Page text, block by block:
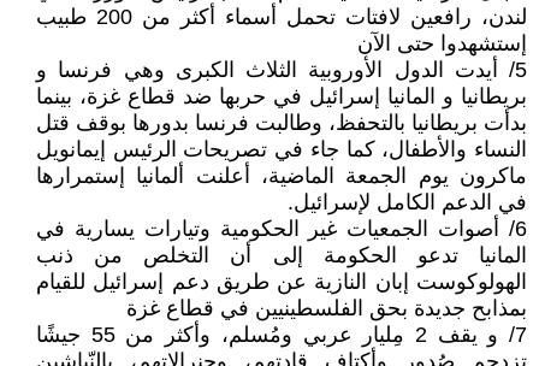
لندن، رافعين لافتات تحمل أسماء أكثر من 200 طبيب
إستشهدوا حتى الآن
5/ أيدت الدول الأوروبية الثلاث الكبرى وهي فرنسا و
بريطانيا و المانيا إسرائيل في حربها ضد قطاع غزة، بينما
بدأت بريطانيا بالتحفظ، وطالبت فرنسا بدورها بوقف قتل
النساء والأطفال، كما جاء في تصريحات الرئيس إيمانويل
ماكرون يوم الجمعة الماضية، أعلنت ألمانيا إستمرارها
في الدعم الكامل لإسرائيل.
6/ أصوات الجمعيات غير الحكومية وتيارات يسارية في
المانيا تدعو الحكومة إلى أن التخلص من ذنب
الهولوكوست إبان النازية عن طريق دعم إسرائيل للقيام
بمذابح جديدة بحق الفلسطينيين في قطاع غزة
7/ و يقف 2 مِليار عربي ومُسلم، وأكثر من 55 جيشًا